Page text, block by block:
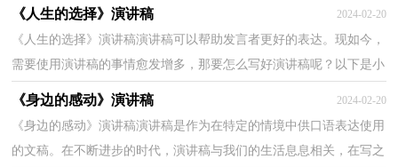
《人生的选择》演讲稿 2024-02-20
《人生的选择》演讲稿演讲稿可以帮助发言者更好的表达。现如今，
需要使用演讲稿的事情愈发增多，那要怎么写好演讲稿呢？以下是小
《身边的感动》演讲稿 2024-02-20
《身边的感动》演讲稿演讲稿是作为在特定的情境中供口语表达使用
的文稿。在不断进步的时代，演讲稿与我们的生活息息相关，在写之